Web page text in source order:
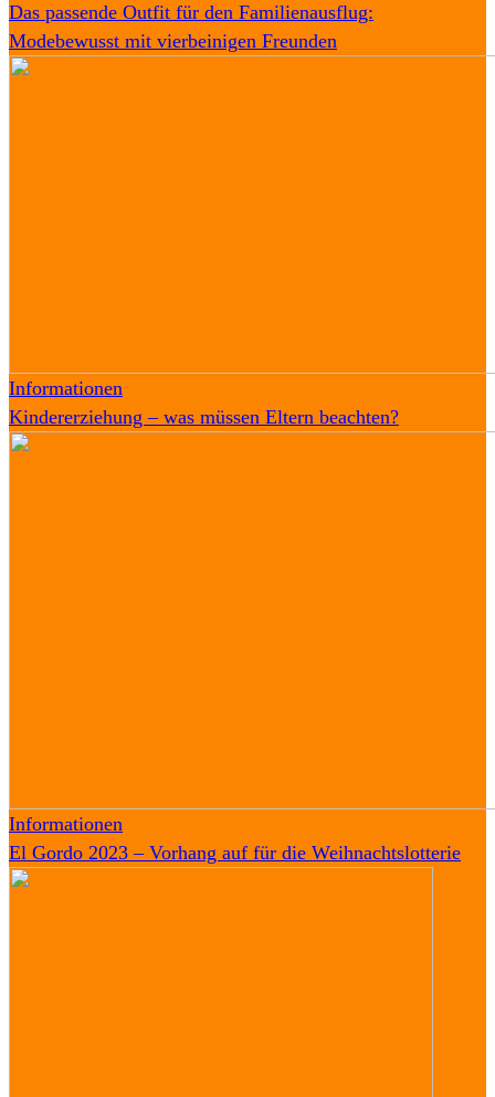
Das passende Outfit für den Familienausflug:
Modebewusst mit vierbeinigen Freunden
Informationen
Kindererziehung – was müssen Eltern beachten?
Informationen
El Gordo 2023 – Vorhang auf für die Weihnachtslotterie